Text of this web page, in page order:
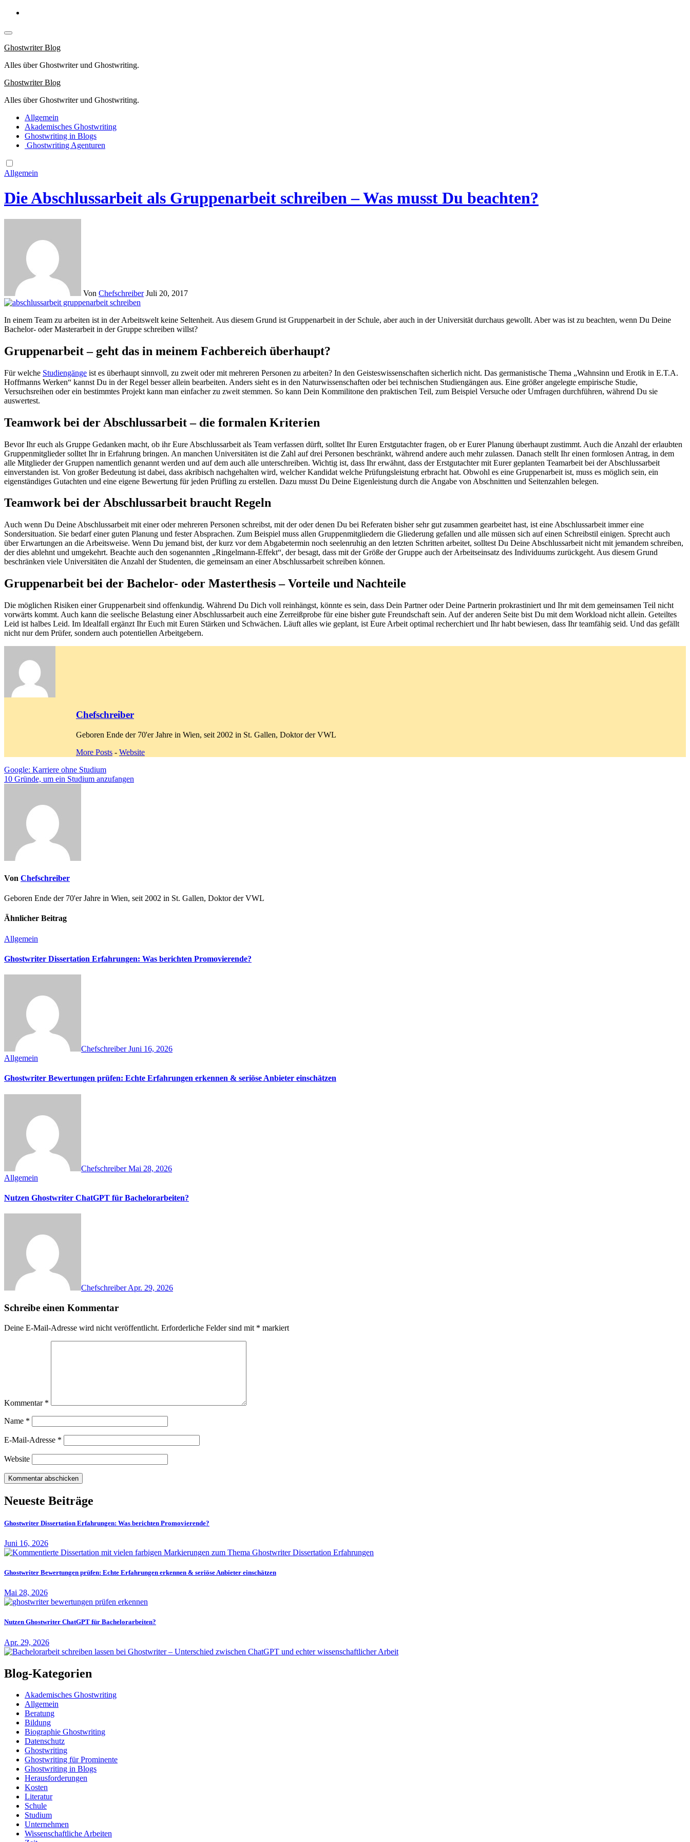
Springe
Inhalt
Ghostwriter Blog
Alles über Ghostwriter und Ghostwriting.
Ghostwriter Blog
Alles über Ghostwriter und Ghostwriting.
Allgemein
Akademisches Ghostwriting
Ghostwriting in Blogs
Ghostwriting Agenturen
Allgemein
Die Abschlussarbeit als Gruppenarbeit schreiben – Was musst Du beachten?
Von Chefschreiber Juli 20, 2017
In einem Team zu arbeiten ist in der Arbeitswelt keine Seltenheit. Aus diesem Grund ist Gruppenarbeit in der Schule, aber auch in der Universität durchaus gewollt. Aber was ist zu beachten, wenn Du Deine
Bachelor- oder Masterarbeit in der Gruppe schreiben willst?
Gruppenarbeit – geht das in meinem Fachbereich überhaupt?
Für welche Studiengänge ist es überhaupt sinnvoll, zu zweit oder mit mehreren Personen zu arbeiten? In den Geisteswissenschaften sicherlich nicht. Das germanistische Thema „Wahnsinn und Erotik in E.T.A.
Hoffmanns Werken“ kannst Du in der Regel besser allein bearbeiten. Anders sieht es in den Naturwissenschaften oder bei technischen Studiengängen aus. Eine größer angelegte empirische Studie,
Versuchsreihen oder ein bestimmtes Projekt kann man einfacher zu zweit stemmen. So kann Dein Kommilitone den praktischen Teil, zum Beispiel Versuche oder Umfragen durchführen, während Du sie
auswertest.
Teamwork bei der Abschlussarbeit – die formalen Kriterien
Bevor Ihr euch als Gruppe Gedanken macht, ob ihr Eure Abschlussarbeit als Team verfassen dürft, solltet Ihr Euren Erstgutachter fragen, ob er Eurer Planung überhaupt zustimmt. Auch die Anzahl der erlaubten
Gruppenmitglieder solltet Ihr in Erfahrung bringen. An manchen Universitäten ist die Zahl auf drei Personen beschränkt, während andere auch mehr zulassen. Danach stellt Ihr einen formlosen Antrag, in dem
alle Mitglieder der Gruppen namentlich genannt werden und auf dem auch alle unterschreiben. Wichtig ist, dass Ihr erwähnt, dass der Erstgutachter mit Eurer geplanten Teamarbeit bei der Abschlussarbeit
einverstanden ist. Von großer Bedeutung ist dabei, dass akribisch nachgehalten wird, welcher Kandidat welche Prüfungsleistung erbracht hat. Obwohl es eine Gruppenarbeit ist, muss es möglich sein, ein
eigenständiges Gutachten und eine eigene Bewertung für jeden Prüfling zu erstellen. Dazu musst Du Deine Eigenleistung durch die Angabe von Abschnitten und Seitenzahlen belegen.
Teamwork bei der Abschlussarbeit braucht Regeln
Auch wenn Du Deine Abschlussarbeit mit einer oder mehreren Personen schreibst, mit der oder denen Du bei Referaten bisher sehr gut zusammen gearbeitet hast, ist eine Abschlussarbeit immer eine
Sondersituation. Sie bedarf einer guten Planung und fester Absprachen. Zum Beispiel muss allen Gruppenmitgliedern die Gliederung gefallen und alle müssen sich auf einen Schreibstil einigen. Sprecht auch
über Erwartungen an die Arbeitsweise. Wenn Du jemand bist, der kurz vor dem Abgabetermin noch seelenruhig an den letzten Schritten arbeitet, solltest Du Deine Abschlussarbeit nicht mit jemandem schreiben,
der dies ablehnt und umgekehrt. Beachte auch den sogenannten „Ringelmann-Effekt“, der besagt, dass mit der Größe der Gruppe auch der Arbeitseinsatz des Individuums zurückgeht. Aus diesem Grund
beschränken viele Universitäten die Anzahl der Studenten, die gemeinsam an einer Abschlussarbeit schreiben können.
Gruppenarbeit bei der Bachelor- oder Masterthesis – Vorteile und Nachteile
Die möglichen Risiken einer Gruppenarbeit sind offenkundig. Während Du Dich voll reinhängst, könnte es sein, dass Dein Partner oder Deine Partnerin prokrastiniert und Ihr mit dem gemeinsamen Teil nicht
vorwärts kommt. Auch kann die seelische Belastung einer Abschlussarbeit auch eine Zerreißprobe für eine bisher gute Freundschaft sein. Auf der anderen Seite bist Du mit dem Workload nicht allein. Geteiltes
Leid ist halbes Leid. Im Idealfall ergänzt Ihr Euch mit Euren Stärken und Schwächen. Läuft alles wie geplant, ist Eure Arbeit optimal recherchiert und Ihr habt bewiesen, dass Ihr teamfähig seid. Und das gefällt
nicht nur dem Prüfer, sondern auch potentiellen Arbeitgebern.
Chefschreiber
Geboren Ende der 70'er Jahre in Wien, seit 2002 in St. Gallen, Doktor der VWL
More Posts - Website
Beitragsnavigation
Google: Karriere ohne Studium
10 Gründe, um ein Studium anzufangen
Von Chefschreiber
Geboren Ende der 70'er Jahre in Wien, seit 2002 in St. Gallen, Doktor der VWL
Ähnlicher Beitrag
Allgemein
Ghostwriter Dissertation Erfahrungen: Was berichten Promovierende?
ChefschreiberJuni 16, 2026
Allgemein
Ghostwriter Bewertungen prüfen: Echte Erfahrungen erkennen & seriöse Anbieter einschätzen
ChefschreiberMai 28, 2026
Allgemein
Nutzen Ghostwriter ChatGPT für Bachelorarbeiten?
ChefschreiberApr. 29, 2026
Schreibe einen Kommentar
Deine E-Mail-Adresse wird nicht veröffentlicht. Erforderliche Felder sind mit * markiert
Kommentar *
Name *
E-Mail-Adresse *
Website
Neueste Beiträge
Ghostwriter Dissertation Erfahrungen: Was berichten Promovierende?
Juni 16, 2026
Ghostwriter Bewertungen prüfen: Echte Erfahrungen erkennen & seriöse Anbieter einschätzen
Mai 28, 2026
Nutzen Ghostwriter ChatGPT für Bachelorarbeiten?
Apr. 29, 2026
Blog-Kategorien
Akademisches Ghostwriting
Allgemein
Beratung
Bildung
Biographie Ghostwriting
Datenschutz
Ghostwriting
Ghostwriting für Prominente
Ghostwriting in Blogs
Herausforderungen
Kosten
Literatur
Schule
Studium
Unternehmen
Wissenschaftliche Arbeiten